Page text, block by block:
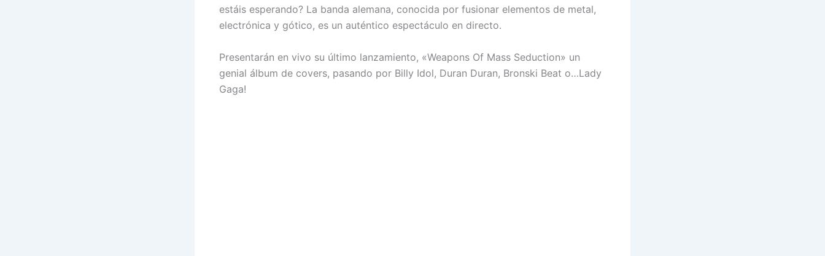
estáis esperando? La banda alemana, conocida por fusionar elementos de metal,
electrónica y gótico, es un auténtico espectáculo en directo.
Presentarán en vivo su último lanzamiento, «Weapons Of Mass Seduction» un
genial álbum de covers, pasando por Billy Idol, Duran Duran, Bronski Beat o…Lady
Gaga!